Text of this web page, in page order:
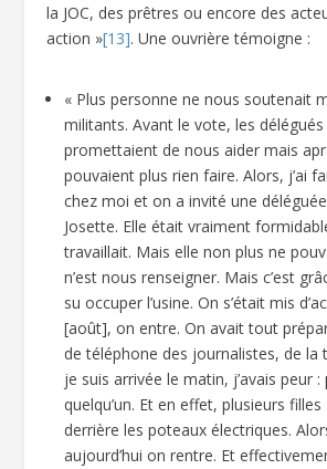
la JOC, des prêtres ou encore des
action »[13]. Une ouvrière témoigne :
« Plus personne ne nous soutenait
militants. Avant le vote, les
promettaient de nous aider mais
pouvaient plus rien faire. Alors, j’ai
chez moi et on a invité une
Josette. Elle était vraiment
travaillait. Mais elle non plus ne
n’est nous renseigner. Mais c’est
su occuper l’usine. On s’était mis
[août], on entre. On avait tout
de téléphone des journalistes, de la
je suis arrivée le matin, j’avais peur :
quelqu’un. Et en effet, plusieurs
derrière les poteaux électriques.
aujourd’hui on rentre. Et